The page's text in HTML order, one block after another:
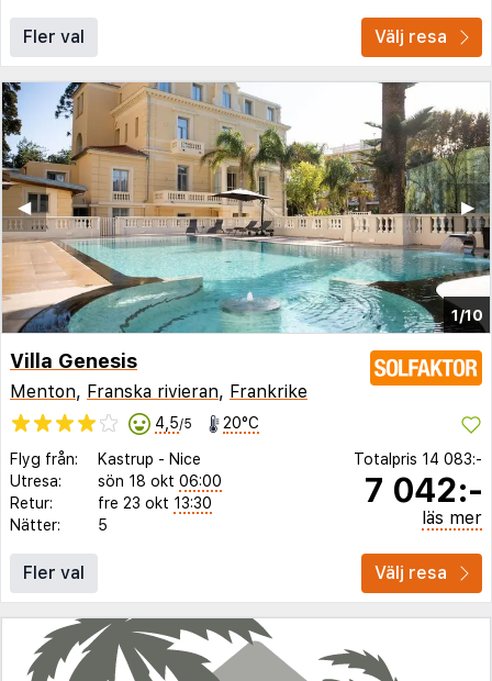
Fler val Välj resa
1/10
▶︎
◀︎
Villa Genesis
Menton, Franska rivieran, Frankrike
4,5/5 20°C
Flyg från: Kastrup - Nice
Utresa:
sön 18 okt 06:00
Retur:
fre 23 okt 13:30
Nätter:
5
Totalpris 14 083:-
7 042:-
läs mer
Fler val Välj resa